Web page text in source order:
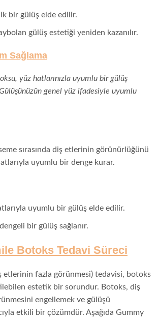
bir gülüş elde edilir.
gülüş estetiği yeniden kazanılır.
Sağlama
yüz hatlarınızla uyumlu bir gülüş
genel yüz ifadesiyle uyumlu
sırasında diş etlerinin görünürlüğünü
uyumlu bir denge kurar.
uyumlu bir gülüş elde edilir.
bir gülüş sağlanır.
Botoks Tedavi Süreci
etlerinin fazla görünmesi) tedavisi, botoks
estetik bir sorundur. Botoks, diş
engellemek ve gülüşü
etkili bir çözümdür. Aşağıda Gummy